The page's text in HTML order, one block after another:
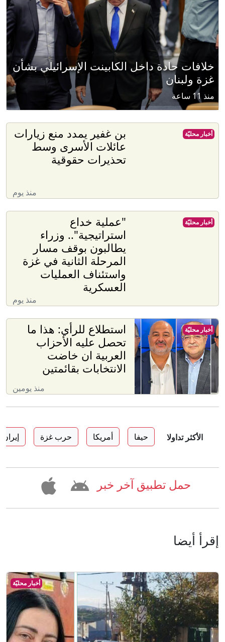
خلافات حادة داخل الكابينت الإسرائيلي بشأن
غزة ولبنان
منذ 11 ساعة
بن غفير يمدد منع زيارات
عائلات الأسرى وسط
تحذيرات حقوقية
منذ يوم
أخبار محليّة
"عملية خداع
استراتيجية".. وزراء
يطالبون بوقف مسار
المرحلة الثانية في غزة
واستئناف العمليات
العسكرية
منذ يوم
أخبار محليّة
استطلاع للرأي: هذا ما
تحصل عليه الأحزاب
العربية ان خاضت
الانتخابات بقائمتين
منذ يومين
أخبار محليّة
الأكثر تداولا حيفا أمريكا حرب غزة إيران
حمل تطبيق آخر خبر
إقرأ أيضا
أخبار محليّة